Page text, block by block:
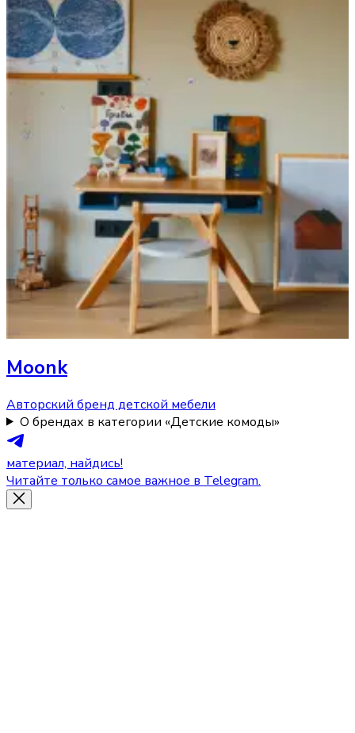
Moonk
Авторский бренд детской мебели
О брендах в категории «Детские комоды»
материал, найдись!
Читайте только самое важное в Telegram.